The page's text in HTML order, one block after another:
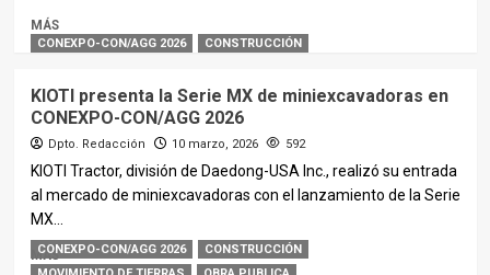
MÁS
CONEXPO-CON/AGG 2026 CONSTRUCCIÓN
KIOTI presenta la Serie MX de miniexcavadoras en
CONEXPO-CON/AGG 2026
Dpto. Redacción 10 marzo, 2026 592
KIOTI Tractor, división de Daedong-USA Inc., realizó su entrada
al mercado de miniexcavadoras con el lanzamiento de la Serie
MX...
MÁS
CONEXPO-CON/AGG 2026
CONSTRUCCIÓN